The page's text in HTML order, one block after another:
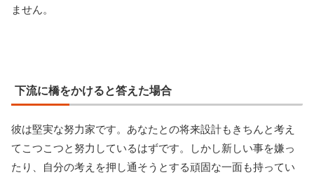
ません。
下流に橋をかけると答えた場合
彼は堅実な努力家です。あなたとの将来設計もきちんと考え
てこつこつと努力しているはずです。しかし新しい事を嫌っ
たり、自分の考えを押し通そうとする頑固な一面も持ってい